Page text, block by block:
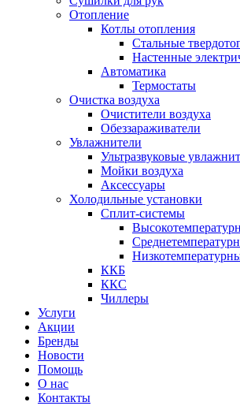
Отопление
Котлы отопления
Стальные
Настенные
Автоматика
Термостаты
Очистка воздуха
Очистители воздуха
Обеззараживатели
Увлажнители
Ультразвуковые
Мойки воздуха
Аксессуары
Холодильные установки
Сплит-системы
ККБ
ККС
Чиллеры
Услуги
Акции
Бренды
Новости
Помощь
О нас
Контакты